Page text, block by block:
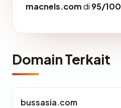
macnels.comdi 95/100
Domain Terkait
bussasia.com